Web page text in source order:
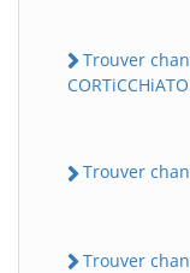
Trouver
CORTiCCHiATO
Trouver
Trouver